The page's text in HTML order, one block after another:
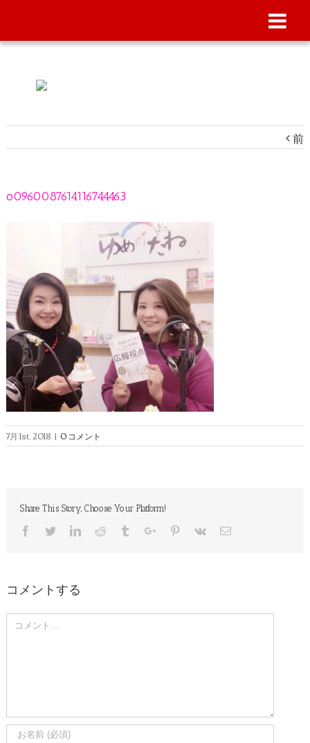
前
o0960087614116744463
7月 1st, 2018 | 0 コメント
Share This Story, Choose Your Platform!
Facebook
TwitterLinkedinReddit TumblrGoogle+Pinterest
Vk Email
コメントする
Comment